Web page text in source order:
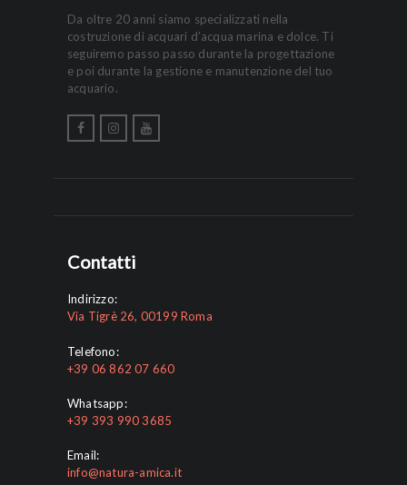
Da oltre 20 anni siamo specializzati nella
costruzione di acquari d’acqua marina e dolce. Ti
seguiremo passo passo durante la progettazione
e poi durante la gestione e manutenzione del tuo
acquario.
Contatti
Indirizzo:
Via Tigrè 26, 00199 Roma
Telefono:
+39 06 862 07 660
Whatsapp:
+39 393 990 3685
Email:
info@natura-amica.it